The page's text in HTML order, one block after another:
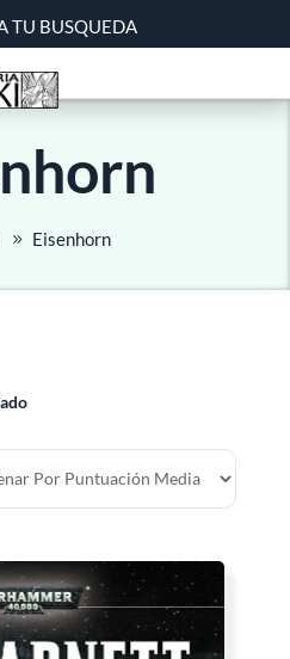
TU BUSQUEDA
Eisenhorn